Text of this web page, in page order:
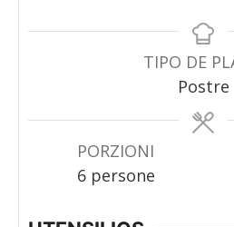
TIPO DE
Postre
PORZIONI
6 persone